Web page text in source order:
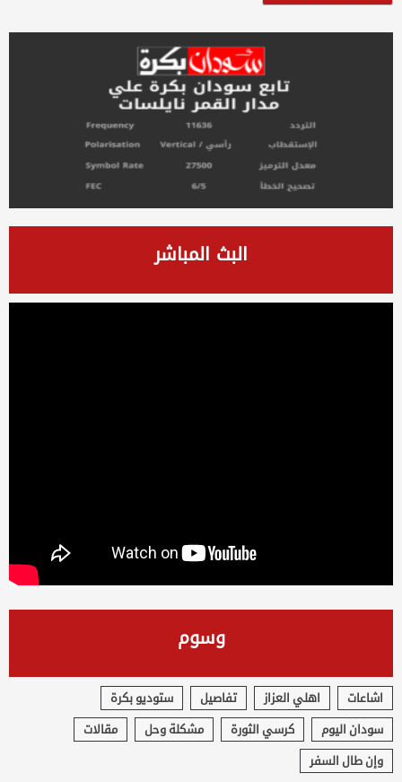
البث المباشر
وسوم
اشاعات اهلي العزاز تفاصيل ستوديو بكرة
سودان اليوم كرسي الثورة مشكلة وحل مقالات
وإن طال السفر